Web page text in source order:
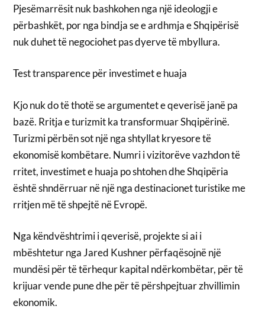
Pjesëmarrësit nuk bashkohen nga një ideologji e
përbashkët, por nga bindja se e ardhmja e Shqipërisë
nuk duhet të negociohet pas dyerve të mbyllura.
Test transparence për investimet e huaja
Kjo nuk do të thotë se argumentet e qeverisë janë pa
bazë. Rritja e turizmit ka transformuar Shqipërinë.
Turizmi përbën sot një nga shtyllat kryesore të
ekonomisë kombëtare. Numri i vizitorëve vazhdon të
rritet, investimet e huaja po shtohen dhe Shqipëria
është shndërruar në një nga destinacionet turistike me
rritjen më të shpejtë në Evropë.
Nga këndvështrimi i qeverisë, projekte si ai i
mbështetur nga Jared Kushner përfaqësojnë një
mundësi për të tërhequr kapital ndërkombëtar, për të
krijuar vende pune dhe për të përshpejtuar zhvillimin
ekonomik.